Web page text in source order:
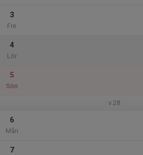
3
Fre
4
Lör
5
Sön
v.28
6
Mån
7